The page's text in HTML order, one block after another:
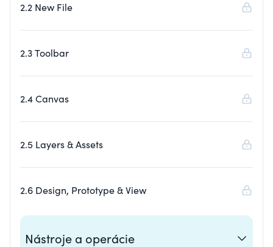
2.2 New File
2.3 Toolbar
2.4 Canvas
2.5 Layers & Assets
2.6 Design, Prototype & View
Nástroje a operácie